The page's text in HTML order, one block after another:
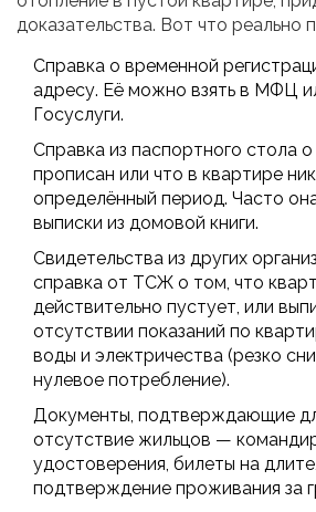
доказательства. Вот что реально
Справка о временной
адресу. Её можно взять в МФЦ
Госуслуги.
Справка из паспортного стола
прописан или что в квартире
определённый период. Часто
выписки из домовой книги.
Свидетельства из других
справка от ТСЖ о том, что
действительно пустует, или
отсутствии показаний по
воды и электричества (резко
нулевое потребление).
Документы, подтверждающие
отсутствие жильцов —
удостоверения, билеты на
подтверждение проживания за